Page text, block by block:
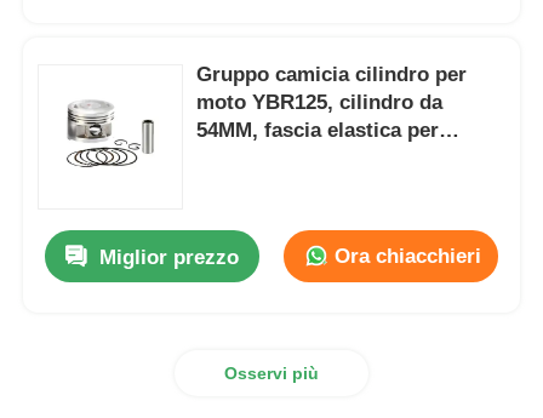
Prodotti
Fatory Tour
Gruppo camicia cilindro per
moto YBR125, cilindro da
54MM, fascia elastica per
Miglior prezzo Ora chiacchieri
Osservi più